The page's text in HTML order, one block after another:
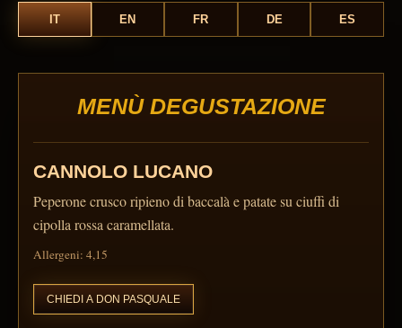
IT EN FR DE ES
MENÙ DEGUSTAZIONE
CANNOLO LUCANO
Peperone crusco ripieno di baccalà e patate su ciuffi di
cipolla rossa caramellata.
Allergeni: 4,15
CHIEDI A DON PASQUALE